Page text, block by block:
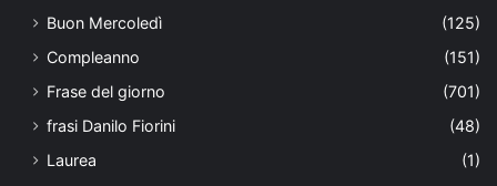
Buon Mercoledì
(125)
Compleanno
(151)
Frase del giorno
(701)
frasi Danilo Fiorini
(48)
Laurea
(1)